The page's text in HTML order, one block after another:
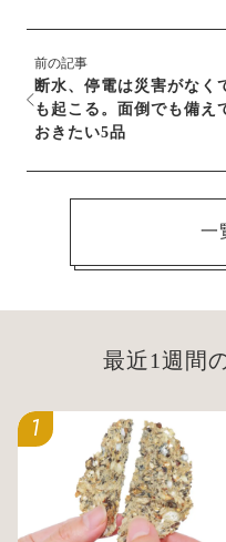
前の記事
断水、停電は災害がなく
も起こる。面倒でも備え
おきたい5品
一
最近1週間
1